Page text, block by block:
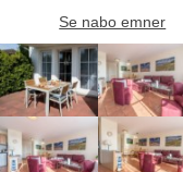
Se nabo emner